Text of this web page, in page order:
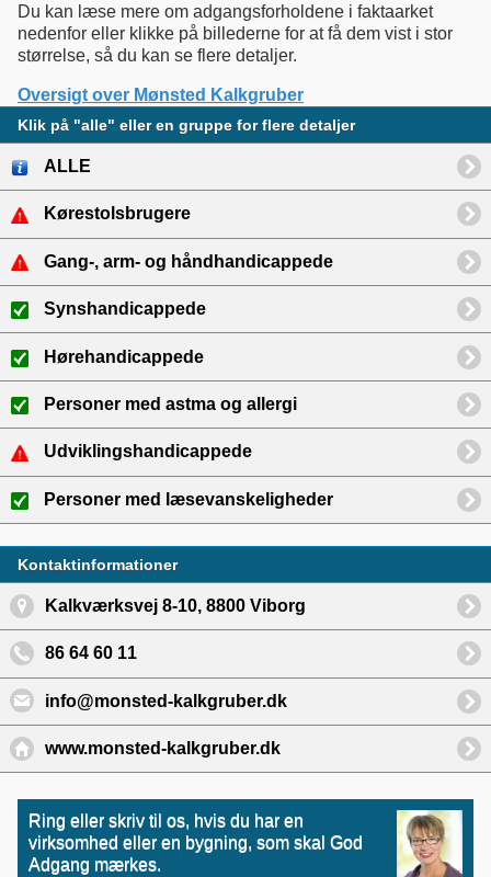
Du kan læse mere om adgangsforholdene i faktaarket
nedenfor eller klikke på billederne for at få dem vist i stor
størrelse, så du kan se flere detaljer.
Oversigt over Mønsted Kalkgruber
Klik på "alle" eller en gruppe for flere detaljer
ALLE
Kørestolsbrugere
Gang-, arm- og håndhandicappede
Synshandicappede
Hørehandicappede
Personer med astma og allergi
Udviklingshandicappede
Personer med læsevanskeligheder
Kontaktinformationer
Kalkværksvej 8-10, 8800 Viborg
86 64 60 11
info@monsted-kalkgruber.dk
www.monsted-kalkgruber.dk
Ring eller skriv til os, hvis du har en
virksomhed eller en bygning, som skal God
Adgang mærkes.